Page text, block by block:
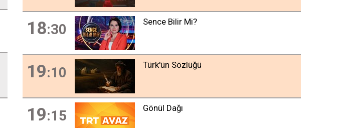
18:30 Sence Bilir Mi?
19:10 Türk'ün Sözlüğü
19:15 Gönül Dağı